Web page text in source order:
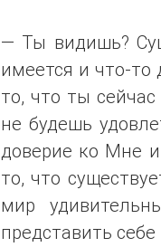
— Ты видишь?
имеется и что-то
то, что ты
не будешь
доверие ко Мне и
то, что
мир
представить